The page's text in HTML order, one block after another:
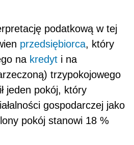
podatkową w tej
przedsiębiorca, który
na kredyt i na
trzypokojowego
jeden pokój, który
gospodarczej jako
pokój stanowi 18 %